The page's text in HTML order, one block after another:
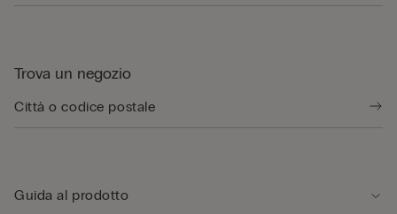
Trova un negozio
Guida al prodotto